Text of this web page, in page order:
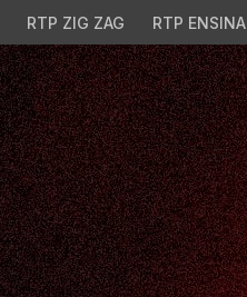
RTP ZIG ZAG RTP ENSINA